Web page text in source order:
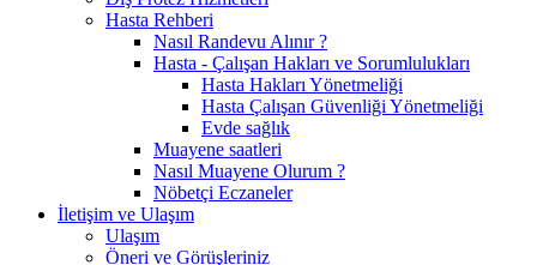
Hasta Rehberi
Nasıl Randevu Alınır ?
Hasta - Çalışan Hakları ve Sorumlulukları
Hasta Hakları Yönetmeliği
Hasta Çalışan Güvenliği Yönetmeliği
Evde sağlık
Muayene saatleri
Nasıl Muayene Olurum ?
Nöbetçi Eczaneler
İletişim ve Ulaşım
Ulaşım
Öneri ve Görüşleriniz